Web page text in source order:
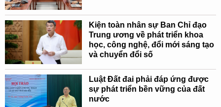
Kiện toàn nhân sự Ban Chỉ đạo
Trung ương về phát triển khoa
học, công nghệ, đổi mới sáng tạo
và chuyển đổi số
Luật Đất đai phải đáp ứng được
sự phát triển bền vững của đất
nước